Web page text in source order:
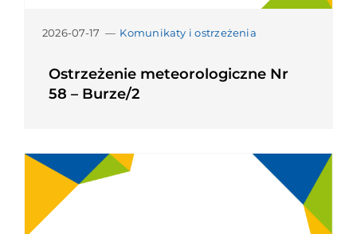
2026-07-17 — Komunikaty i ostrzeżenia
Ostrzeżenie meteorologiczne Nr
58 – Burze/2